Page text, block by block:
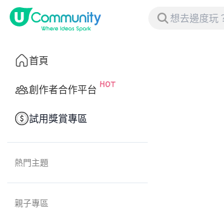
首頁
創作者合作平台
試用獎賞專區
熱門主題
親子專區